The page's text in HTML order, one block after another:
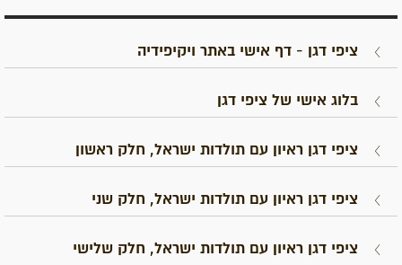
ציפי דגן - דף אישי באתר ויקיפידיה
בלוג אישי של ציפי דגן
ציפי דגן ראיון עם תולדות ישראל, חלק ראשון
ציפי דגן ראיון עם תולדות ישראל, חלק שני
ציפי דגן ראיון עם תולדות ישראל, חלק שלישי